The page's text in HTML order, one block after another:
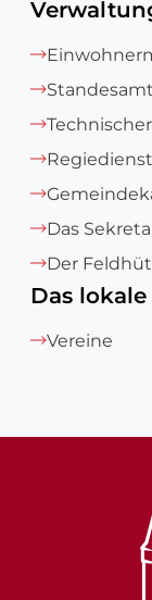
Standesamt
Regiedienst
Das
Der
Das
Vereine